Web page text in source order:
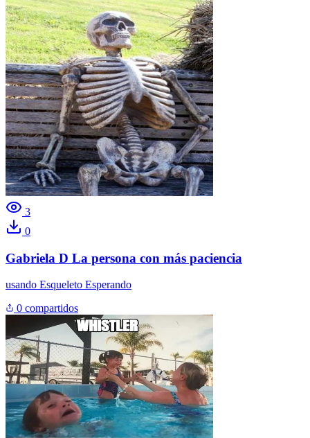
3
0
Gabriela D La persona con más paciencia
usando Esqueleto Esperando
0 compartidos